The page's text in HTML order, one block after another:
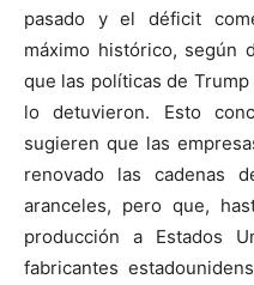
pasado y el déficit
máximo histórico, según
que las políticas de
lo detuvieron. Esto
sugieren que las
renovado las cadenas
aranceles, pero que,
producción a Estados
fabricantes